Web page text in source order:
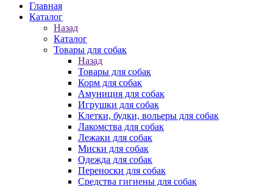
Главная
Каталог
Назад
Каталог
Товары для собак
Назад
Товары для собак
Корм для собак
Амуниция для собак
Игрушки для собак
Клетки, будки, вольеры для собак
Лакомства для собак
Лежаки для собак
Миски для собак
Одежда для собак
Переноски для собак
Средства гигиены для собак